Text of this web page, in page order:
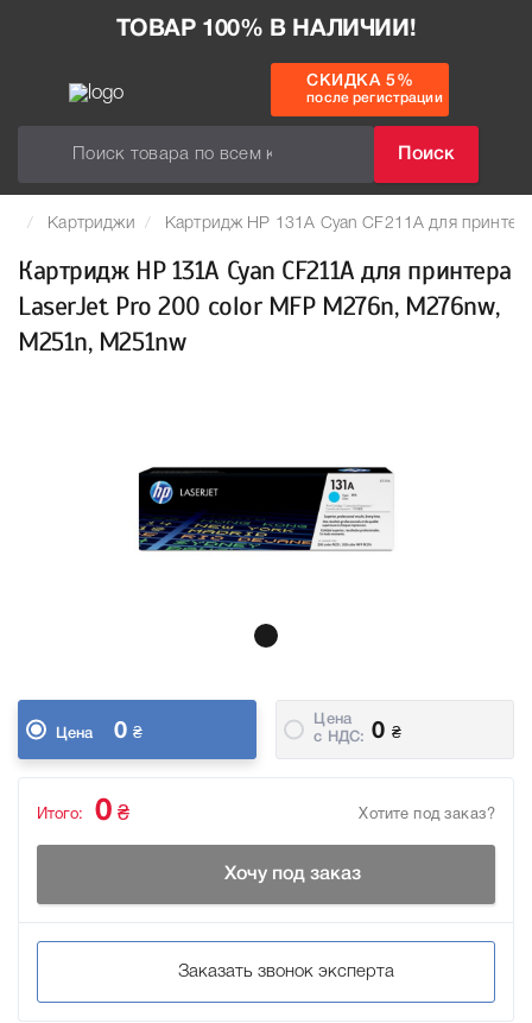
ТОВАР 100% В НАЛИЧИИ!
Поиск
СКИДКА 5%
после регистрации
Картриджи Картридж HP 131A Cyan CF211A для
Картридж HP 131A Cyan CF211A для принтера
LaserJet Pro 200 color MFP M276n, M276nw,
M251n, M251nw
Цена 0 ₴
Цена
c НДС:
0 ₴
Хотите под заказ?
Итого: 0 ₴
Хочу под заказ
Заказать звонок эксперта